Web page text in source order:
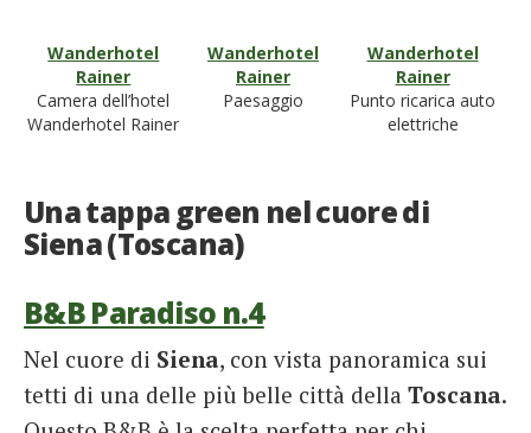
Wanderhotel
Rainer
Camera dell’hotel
Wanderhotel Rainer
Wanderhotel
Rainer
Paesaggio
Wanderhotel
Rainer
Punto ricarica auto
elettriche
Una tappa green nel cuore di
Siena (Toscana)
B&B Paradiso n.4
Nel cuore di Siena, con vista panoramica sui
tetti di una delle più belle città della Toscana.